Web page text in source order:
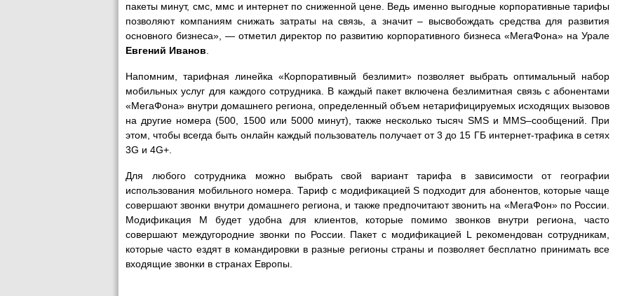
пакеты минут, смс, ммс и интернет по сниженной цене. Ведь именно выгодные корпоративные тарифы
позволяют компаниям снижать затраты на связь, а значит – высвобождать средства для развития
основного бизнеса», — отметил директор по развитию корпоративного бизнеса «МегаФона» на Урале
Евгений Иванов
Напомним, тарифная линейка «Корпоративный безлимит» позволяет выбрать оптимальный набор
мобильных услуг для каждого сотрудника. В каждый пакет включена безлимитная связь с абонентами
«МегаФона» внутри домашнего региона, определенный объем нетарифицируемых исходящих вызовов
на другие номера (500, 1500 или 5000 минут), также несколько тысяч SMS и MMS–сообщений. При
этом, чтобы всегда быть онлайн каждый пользователь получает от 3 до 15 ГБ интернет-трафика в сетях
3G и 4G+.
Для любого сотрудника можно выбрать свой вариант тарифа в зависимости от географии
использования мобильного номера. Тариф с модификацией S подходит для абонентов, которые чаще
совершают звонки внутри домашнего региона, и также предпочитают звонить на «МегаФон» по России.
Модификация M будет удобна для клиентов, которые помимо звонков внутри региона, часто
совершают междугородние звонки по России. Пакет с модификацией L рекомендован сотрудникам,
которые часто ездят в командировки в разные регионы страны и позволяет бесплатно принимать все
входящие звонки в странах Европы.